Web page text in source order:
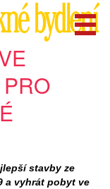
stavby ze
a vyhrát pobyt ve